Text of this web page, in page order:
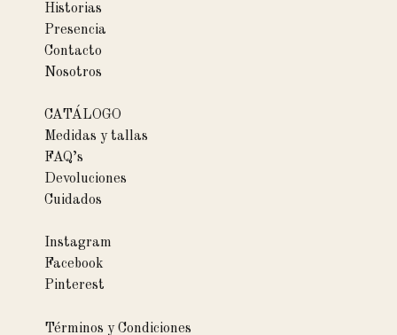
Historias
Presencia
Contacto
Nosotros
CATÁLOGO
Medidas y tallas
FAQ’s
Devoluciones
Cuidados
Instagram
Facebook
Pinterest
Términos y Condiciones